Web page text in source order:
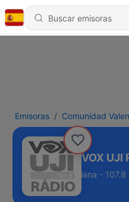
Emisoras Comunidad
VOX UJI
Comunidad Valenciana - 107.8